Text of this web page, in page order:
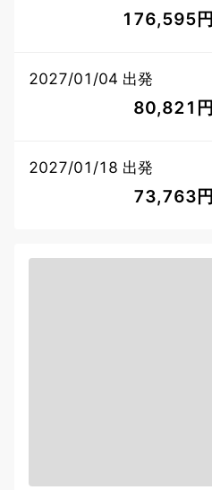
176,595円
2027/01/04 出発
80,821円
2027/01/18 出発
73,763円